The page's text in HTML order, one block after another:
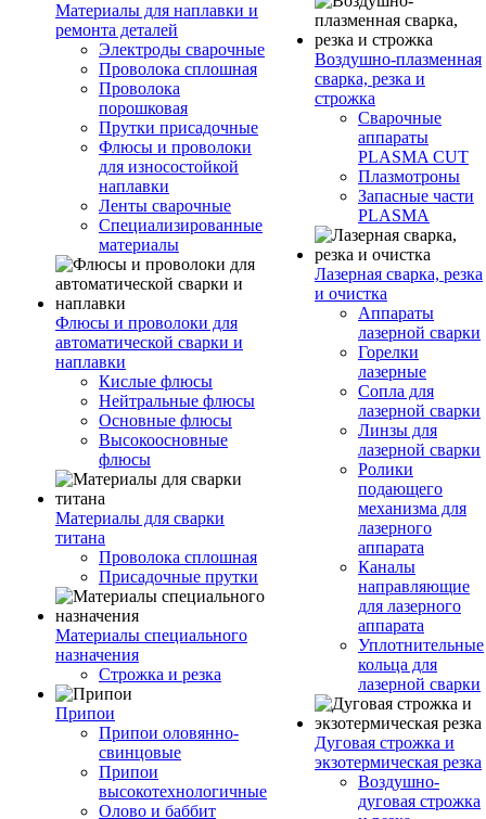
Материалы для наплавки и
ремонта деталей
Электроды сварочные
Проволока сплошная
Проволока
порошковая
Прутки присадочные
Флюсы и проволоки
для износостойкой
наплавки
Ленты сварочные
Специализированные
материалы
Флюсы и проволоки для
автоматической сварки и
наплавки
Кислые флюсы
Нейтральные флюсы
Основные флюсы
Высокоосновные
флюсы
Материалы для сварки
титана
Проволока сплошная
Присадочные прутки
Материалы специального
назначения
Строжка и резка
Припои
Припои оловянно-
свинцовые
Припои
высокотехнологичные
Олово и баббит
Воздушно-плазменная
сварка, резка и
строжка
Сварочные
аппараты
PLASMA CUT
Плазмотроны
Запасные части
PLASMA
Лазерная сварка, резка
и очистка
Аппараты
лазерной сварки
Горелки
лазерные
Сопла для
лазерной сварки
Линзы для
лазерной сварки
Ролики
подающего
механизма для
лазерного
аппарата
Каналы
направляющие
для лазерного
аппарата
Уплотнительные
кольца для
лазерной сварки
Дуговая строжка и
экзотермическая резка
Воздушно-
дуговая строжка